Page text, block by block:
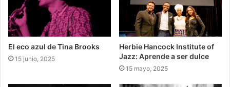
El eco azul de Tina Brooks
15 junio, 2025
Herbie Hancock Institute of
Jazz: Aprende a ser dulce
15 mayo, 2025